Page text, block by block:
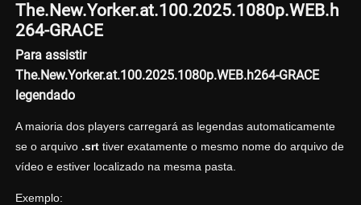
The.New.Yorker.at.100.2025.1080p.WEB.h
264-GRACE
Para assistir
The.New.Yorker.at.100.2025.1080p.WEB.h264-GRACE
legendado
A maioria dos players carregará as legendas automaticamente
se o arquivo .srttiver exatamente o mesmo nome do arquivo de
vídeo e estiver localizado na mesma pasta.
Exemplo: